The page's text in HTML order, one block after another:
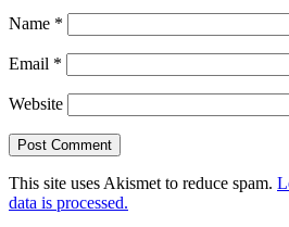
Name *
Email *
Website
This site uses Akismet to reduce spam.
data is processed.